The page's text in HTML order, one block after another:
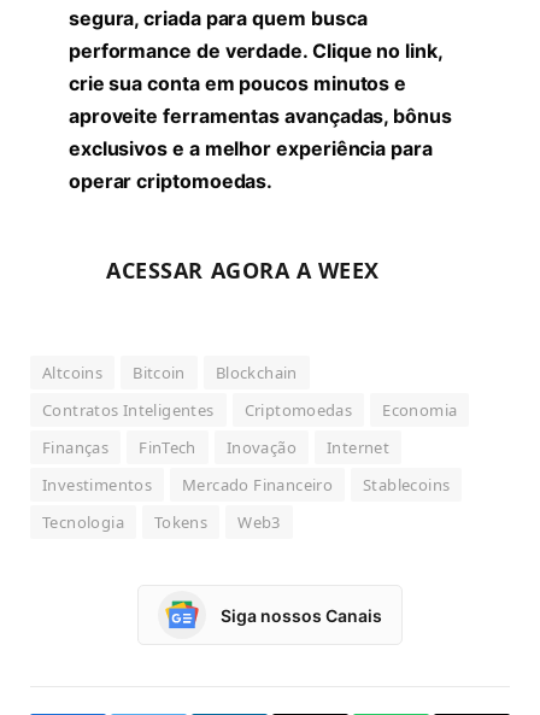
segura, criada para quem busca
performance de verdade. Clique no link,
crie sua conta em poucos minutos e
aproveite ferramentas avançadas, bônus
exclusivos e a melhor experiência para
operar criptomoedas.
ACESSAR AGORA A WEEX
Altcoins Bitcoin
Blockchain
Contratos Inteligentes
Criptomoedas
Economia
Finanças
FinTech Inovação
Internet
Investimentos
Mercado Financeiro
Stablecoins
Tecnologia
Tokens Web3
Siga nossos Canais